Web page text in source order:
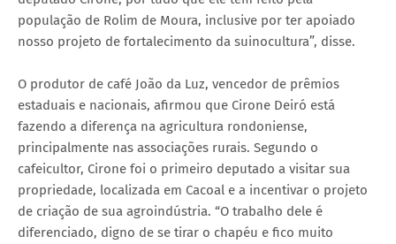
população de Rolim de Moura, inclusive por ter apoiado
nosso projeto de fortalecimento da suinocultura”, disse.
O produtor de café João da Luz, vencedor de prêmios
estaduais e nacionais, afirmou que Cirone Deiró está
fazendo a diferença na agricultura rondoniense,
principalmente nas associações rurais. Segundo o
cafeicultor, Cirone foi o primeiro deputado a visitar sua
propriedade, localizada em Cacoal e a incentivar o projeto
de criação de sua agroindústria. “O trabalho dele é
diferenciado, digno de se tirar o chapéu e fico muito